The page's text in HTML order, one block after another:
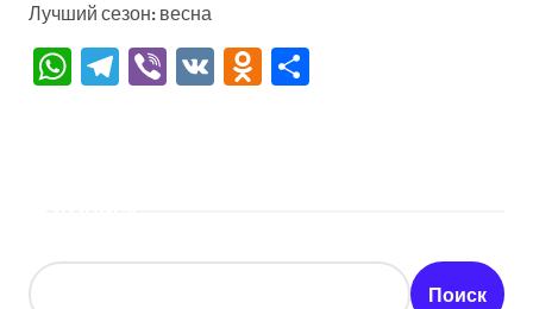
Лучший сезон: весна
WhatsApp
Telegram
Viber
VK Odnoklassniki
Поиск